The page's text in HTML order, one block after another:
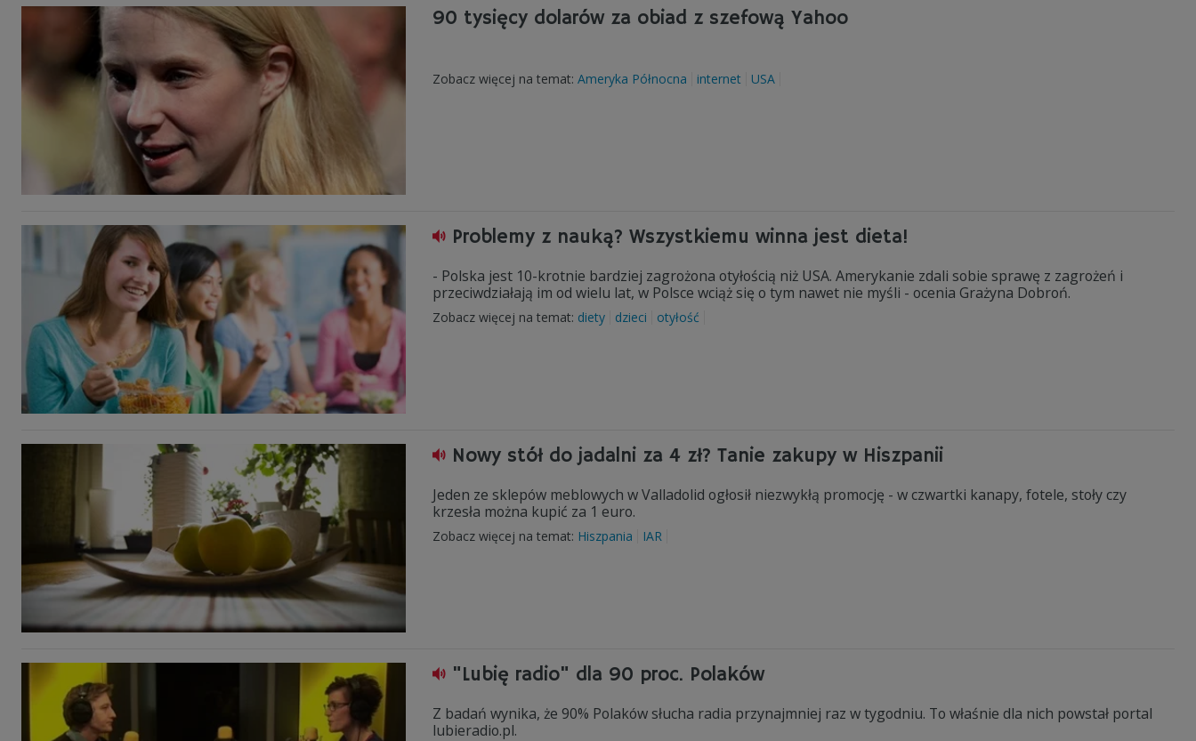
90 tysięcy dolarów za obiad z szefową Yahoo
Zobacz więcej na temat: Ameryka Północna internet USA
Problemy z nauką? Wszystkiemu winna jest dieta!
- Polska jest 10-krotnie bardziej zagrożona otyłością niż USA. Amerykanie zdali sobie sprawę z zagrożeń i
przeciwdziałają im od wielu lat, w Polsce wciąż się o tym nawet nie myśli - ocenia Grażyna Dobroń.
Zobacz więcej na temat: diety dzieci otyłość
Nowy stół do jadalni za 4 zł? Tanie zakupy w Hiszpanii
Jeden ze sklepów meblowych w Valladolid ogłosił niezwykłą promocję - w czwartki kanapy, fotele, stoły czy
krzesła można kupić za 1 euro.
Zobacz więcej na temat: Hiszpania IAR
"Lubię radio" dla 90 proc. Polaków
Z badań wynika, że 90% Polaków słucha radia przynajmniej raz w tygodniu. To właśnie dla nich powstał portal
lubieradio.pl.